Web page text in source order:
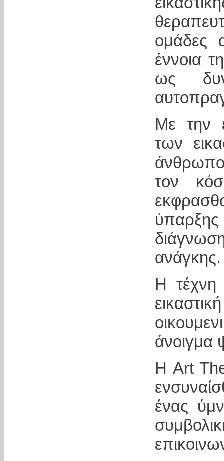
ομάδες
έννοια
ως
Με την
των
τον
ανάγκης.
Η τέχνη
άνοιγμα
Η Art
ένας